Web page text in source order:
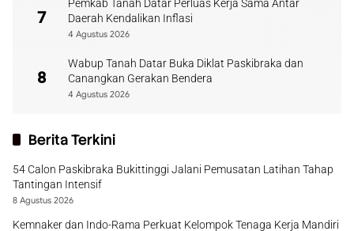
7
Pemkab Tanah Datar Perluas Kerja Sama Antar
Daerah Kendalikan Inflasi
4 Agustus 2026
8
Wabup Tanah Datar Buka Diklat Paskibraka dan
Canangkan Gerakan Bendera
4 Agustus 2026
Berita Terkini
54 Calon Paskibraka Bukittinggi Jalani Pemusatan Latihan Tahap
Tantingan Intensif
8 Agustus 2026
Kemnaker dan Indo-Rama Perkuat Kelompok Tenaga Kerja Mandiri